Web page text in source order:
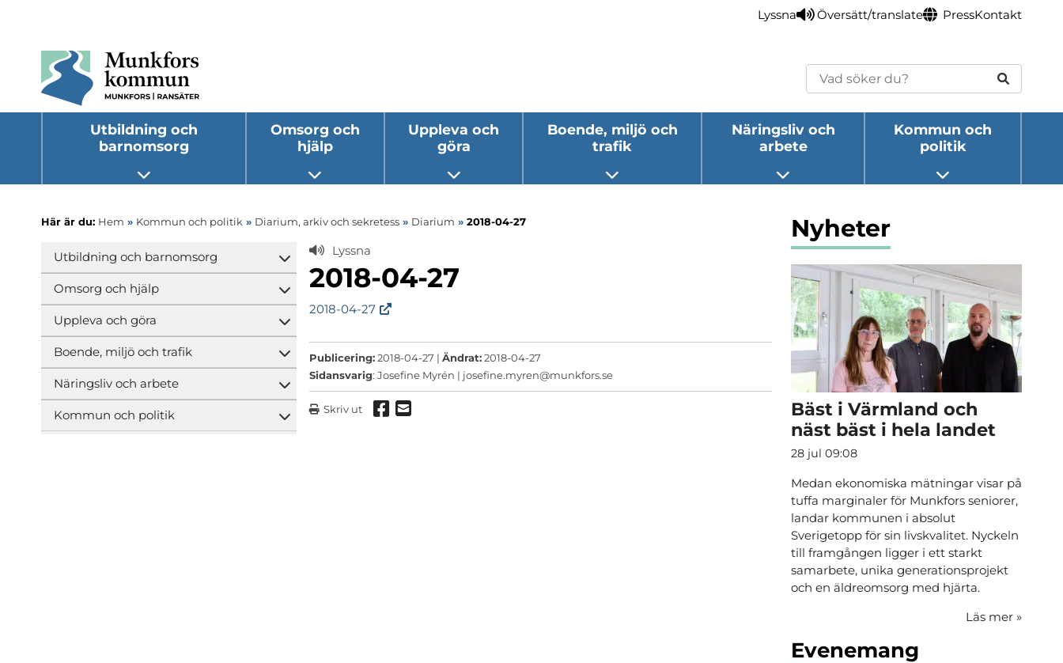
Lyssna Översätt/translate PressKontakt
Sök
Utbildning och
barnomsorg
Öppna undermeny
Omsorg och
hjälp
Öppna undermeny
Uppleva och
göra
Öppna undermeny
Boende, miljö och
trafik
Öppna undermeny
Näringsliv och
arbete
Öppna undermeny
Kommun och
politik
Öppna undermeny
Här är du: Hem » Kommun och politik » Diarium, arkiv och sekretess » Diarium » 2018-04-27
Utbildning och barnomsorg
Öppna undermeny
Omsorg och hjälp
Öppna undermeny
Uppleva och göra
Öppna undermeny
Boende, miljö och trafik
Öppna undermeny
Näringsliv och arbete
Öppna undermeny
Kommun och politik
Öppna undermeny
Lyssna
2018-04-27
2018-04-27
Publicering:2018-04-27 |Ändrat:2018-04-27
Sidansvarig: Josefine Myrén | josefine.myren@munkfors.se
Skriv ut Dela via Facebook
Dela via mail
Nyheter
Bäst i Värmland och
näst bäst i hela landet
28 jul 09:08
Medan ekonomiska mätningar visar på
tuffa marginaler för Munkfors seniorer,
landar kommunen i absolut
Sverigetopp för sin livskvalitet. Nyckeln
till framgången ligger i ett starkt
samarbete, unika generationsprojekt
och en äldreomsorg med hjärta.
Läs mer »
Evenemang